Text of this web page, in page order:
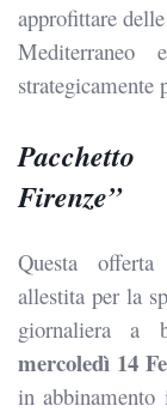
approfittare
Mediterraneo
strategicamente
Firenze”
Questa
allestita per la
giornaliera a
mercoledì 14
in abbinamento